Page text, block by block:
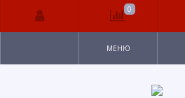
МЕНЮ
0